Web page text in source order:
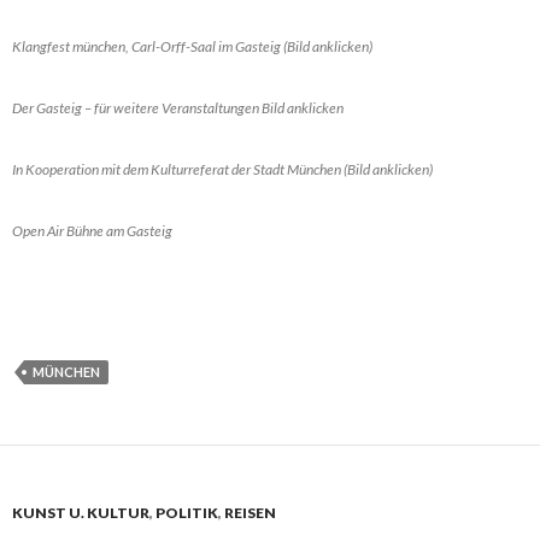
Klangfest münchen, Carl-Orff-Saal im Gasteig (Bild anklicken)
Der Gasteig – für weitere Veranstaltungen Bild anklicken
In Kooperation mit dem Kulturreferat der Stadt München (Bild anklicken)
Open Air Bühne am Gasteig
MÜNCHEN
KUNST U. KULTUR, POLITIK, REISEN